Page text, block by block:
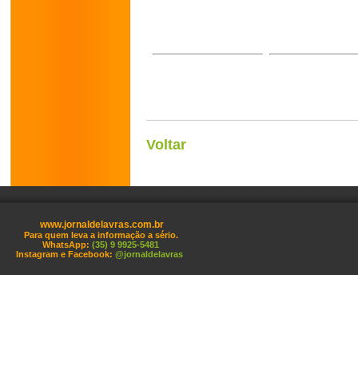
Voltar
www.jornaldelavras.com.br
Para quem leva a informação a sério.
WhatsApp: (35) 9 9925-5481
Instagram e Facebook: @jornaldelavras